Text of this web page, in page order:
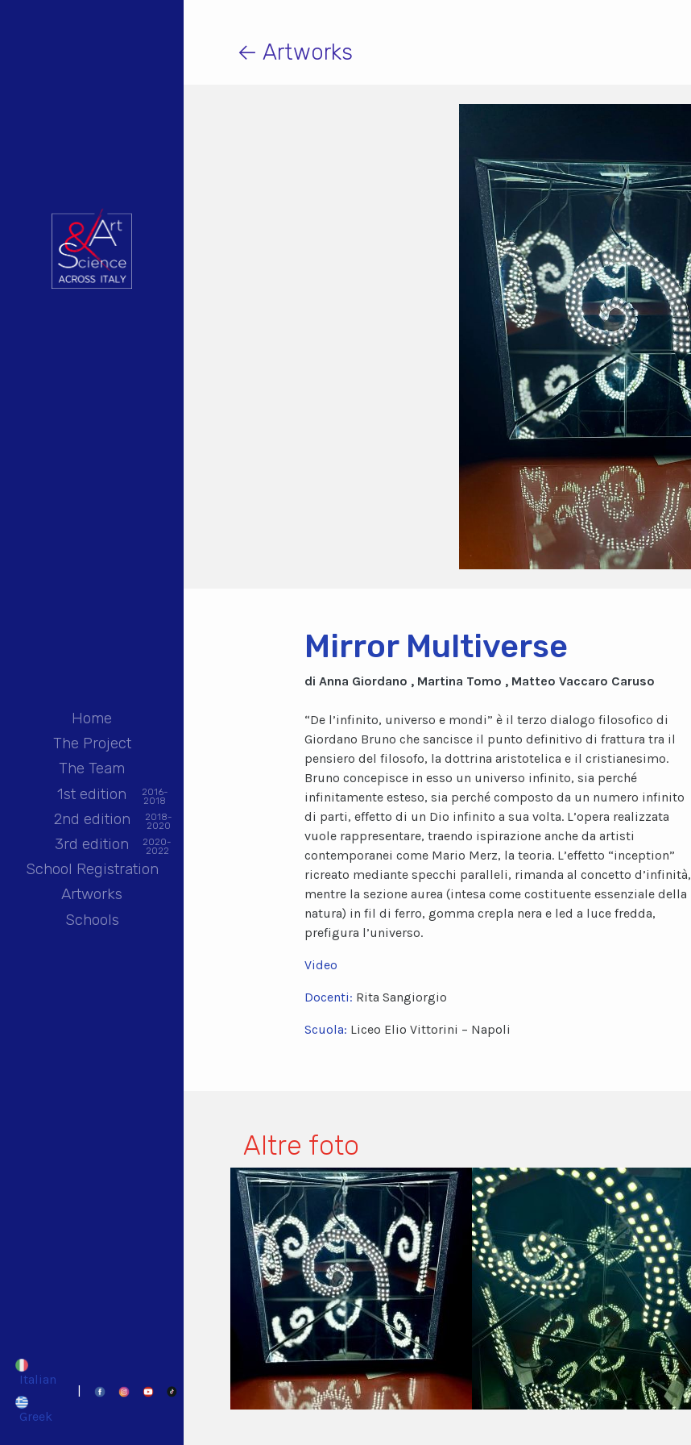
Home
The Project
The Team
1st edition
2016-
2018
2nd edition 2018-
2020
3rd edition 2020-
2022
School Registration
Artworks
Schools
Italian
Greek
|
← Artworks
Mirror Multiverse
di Anna Giordano , Martina Tomo , Matteo Vaccaro Caruso
“De l’infinito, universo e mondi” è il terzo dialogo filosofico di
Giordano Bruno che sancisce il punto definitivo di frattura tra il
pensiero del filosofo, la dottrina aristotelica e il cristianesimo.
Bruno concepisce in esso un universo infinito, sia perché
infinitamente esteso, sia perché composto da un numero infinito
di parti, effetto di un Dio infinito a sua volta. L’opera realizzata
vuole rappresentare, traendo ispirazione anche da artisti
contemporanei come Mario Merz, la teoria. L’effetto “inception”
ricreato mediante specchi paralleli, rimanda al concetto d’infinità,
mentre la sezione aurea (intesa come costituente essenziale della
natura) in fil di ferro, gomma crepla nera e led a luce fredda,
prefigura l’universo.
Video
Docenti: Rita Sangiorgio
Scuola: Liceo Elio Vittorini – Napoli
Altre foto